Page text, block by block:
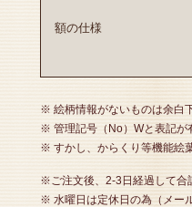
額の仕様
※ 絵柄情報がないものは余白
※ 管理記号（No）Wと表記が
※ すかし、からくり等機能絵
※ご注文後、2-3日経過して合
※ 水曜日は定休日の為（メー